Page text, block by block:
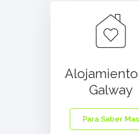
Galway
Para Saber Mas